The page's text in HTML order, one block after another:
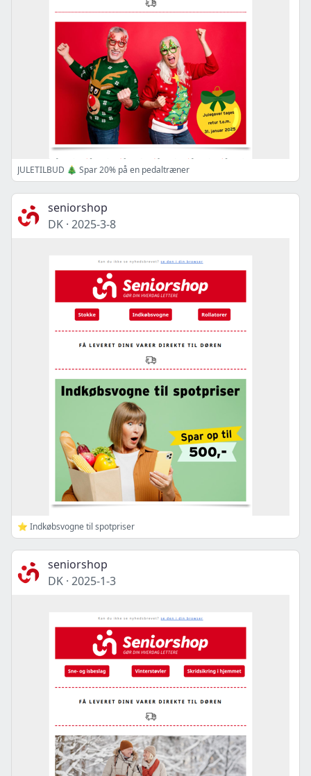
JULETILBUD 🎄 Spar 20% på en pedaltræner
seniorshop
DK · 2025-3-8
⭐ Indkøbsvogne til spotpriser
seniorshop
DK · 2025-1-3